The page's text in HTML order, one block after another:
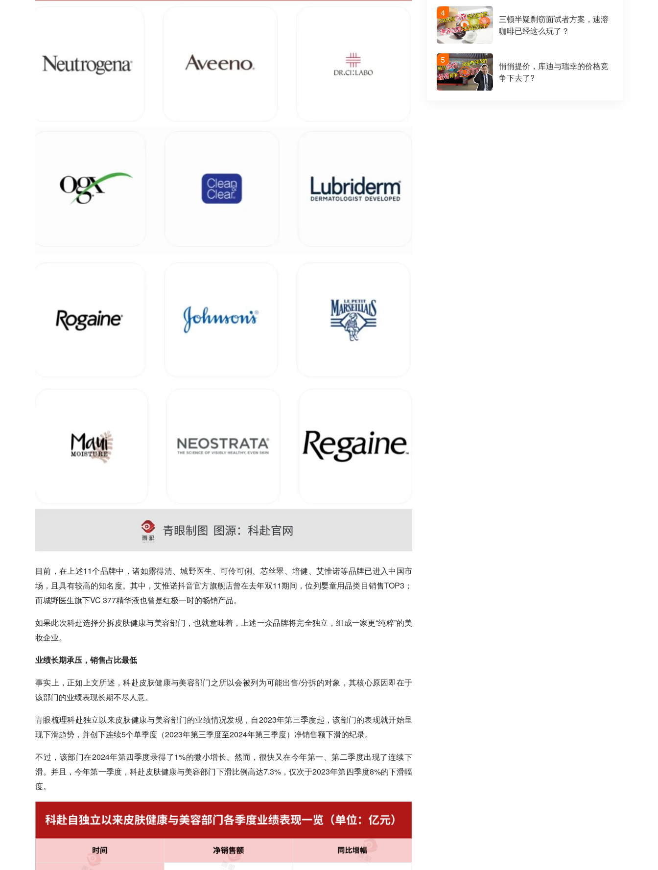
目前，在上述11个品牌中，诸如露得清、城野医生、可伶可俐、芯丝翠、培健、艾惟诺等品牌已进入中国市
场，且具有较高的知名度。其中，艾惟诺抖音官方旗舰店曾在去年双11期间，位列婴童用品类目销售TOP3；
而城野医生旗下VC 377精华液也曾是红极一时的畅销产品。
如果此次科赴选择分拆皮肤健康与美容部门，也就意味着，上述一众品牌将完全独立，组成一家更“纯粹”的美
妆企业。
业绩长期承压，销售占比最低
事实上，正如上文所述，科赴皮肤健康与美容部门之所以会被列为可能出售/分拆的对象，其核心原因即在于
该部门的业绩表现长期不尽人意。
青眼梳理科赴独立以来皮肤健康与美容部门的业绩情况发现，自2023年第三季度起，该部门的表现就开始呈
现下滑趋势，并创下连续5个单季度（2023年第三季度至2024年第三季度）净销售额下滑的纪录。
不过，该部门在2024年第四季度录得了1%的微小增长。然而，很快又在今年第一、第二季度出现了连续下
滑。并且，今年第一季度，科赴皮肤健康与美容部门下滑比例高达7.3%，仅次于2023年第四季度8%的下滑幅
度。
4
三顿半疑剽窃面试者方案，速溶
咖啡已经这么玩了？
5
悄悄提价，库迪与瑞幸的价格竞
争下去了?